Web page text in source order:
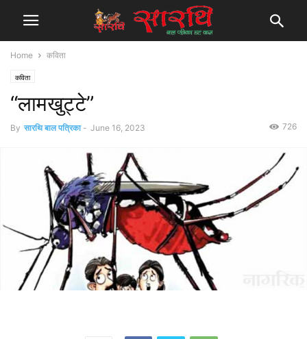
Home कविता
कविता
“लामखुट्टे”
By सारथि बाल पत्रिका - June 16, 2023 726